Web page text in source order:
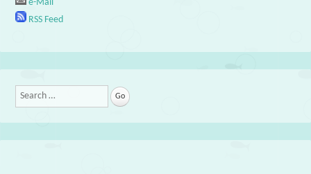
e-Mail
RSS Feed
Search